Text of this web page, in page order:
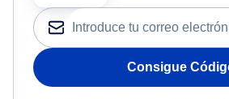
Consigue